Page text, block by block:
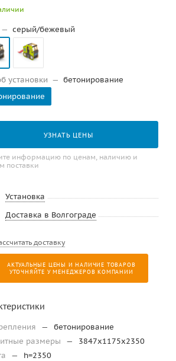
— серый/бежевый
установки — бетонирование
УЗНАТЬ ЦЕНЫ
информацию по ценам, наличию и
поставки
Установка
Доставка в Волгограде
доставку
АКТУАЛЬНЫЕ ЦЕНЫ И НАЛИЧИЕ ТОВАРОВ
УТОЧНЯЙТЕ У МЕНЕДЖЕРОВ КОМПАНИИ
—
бетонирование
размеры
—
3847x1175x2350
—
h=2350